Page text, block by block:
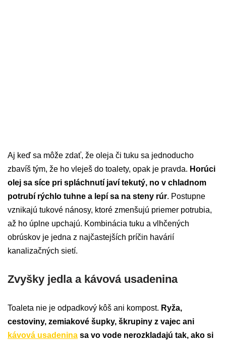
Aj keď sa môže zdať, že oleja či tuku sa jednoducho
zbavíš tým, že ho vleješ do toalety, opak je pravda. Horúci
olej sa síce pri spláchnutí javí tekutý, no v chladnom
potrubí rýchlo tuhne a lepí sa na steny rúr. Postupne
vznikajú tukové nánosy, ktoré zmenšujú priemer potrubia,
až ho úplne upchajú. Kombinácia tuku a vlhčených
obrúskov je jedna z najčastejších príčin havárií
kanalizačných sietí.
Zvyšky jedla a kávová usadenina
Toaleta nie je odpadkový kôš ani kompost. Ryža,
cestoviny, zemiakové šupky, škrupiny z vajec ani
kávová usadenina sa vo vode nerozkladajú tak, ako si